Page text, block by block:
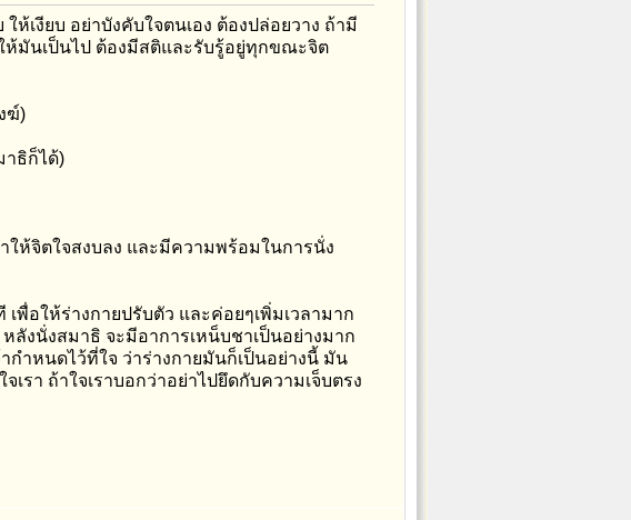
เงียบ อย่าบังคับใจตนเอง ต้องปล่อยวาง ถ้ามี
ห้มันเป็นไป ต้องมีสติและรับรู้อยู่ทุกขณะจิต
ฆ์)
ธิก็ได้)
ให้จิตใจสงบลง และมีความพร้อมในการนั่ง
พื่อให้ร่างกายปรับตัว และค่อยๆเพิ่มเวลามาก
งนั่งสมาธิ จะมีอาการเหน็บชาเป็นอย่างมาก
กำหนดไว้ที่ใจ ว่าร่างกายมันก็เป็นอย่างนี้ มัน
เรา ถ้าใจเราบอกว่าอย่าไปยึดกับความเจ็บตรง